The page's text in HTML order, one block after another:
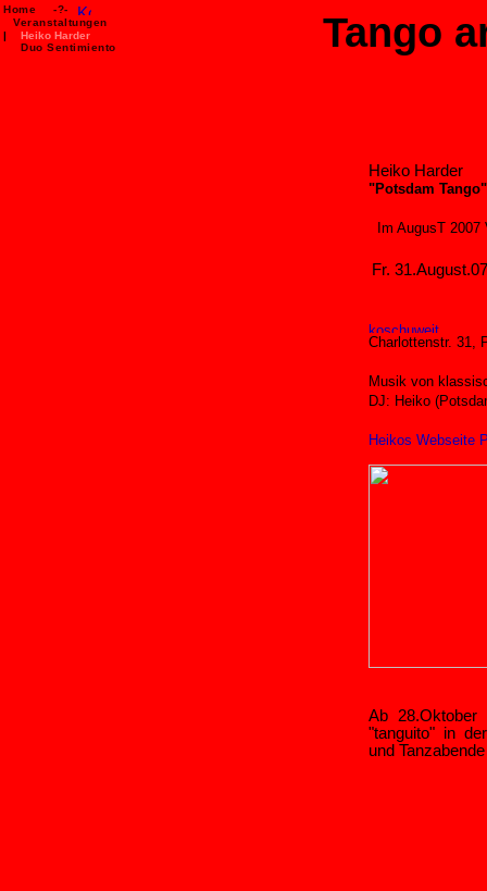
Home
-?-
Veranstaltungen
|
Heiko Harder
Duo Sentimiento
Tango
Heiko Harder
"Potsdam Tango"
Im AugusT
Fr. 31.August.07
Charlottenstr. 31,
Musik von
DJ: Heiko
Ab
"tanguito" in
und